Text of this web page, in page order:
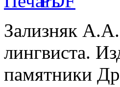
Зализняк
лингвиста.
памятники